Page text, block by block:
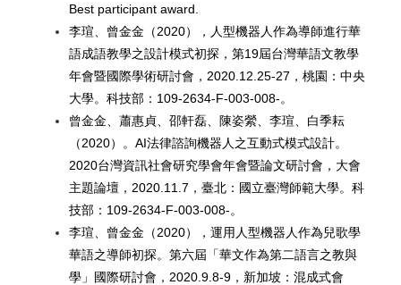
Best participant award.
李瑄、曾金金（2020），人型機器人作為導師進行華
語成語教學之設計模式初探，第19屆台灣華語文教學
年會暨國際學術研討會，2020.12.25-27，桃園：中央
大學。科技部：109-2634-F-003-008-。
曾金金、蕭惠貞、邵軒磊、陳姿縈、李瑄、白季耘
（2020）。AI法律諮詢機器人之互動式模式設計。
2020台灣資訊社會研究學會年會暨論文研討會，大會
主題論壇，2020.11.7，臺北：國立臺灣師範大學。科
技部：109-2634-F-003-008-。
李瑄、曾金金（2020），運用人型機器人作為兒歌學
華語之導師初探。第六屆「華文作為第二語言之教與
學」國際研討會，2020.9.8-9，新加坡：混成式會